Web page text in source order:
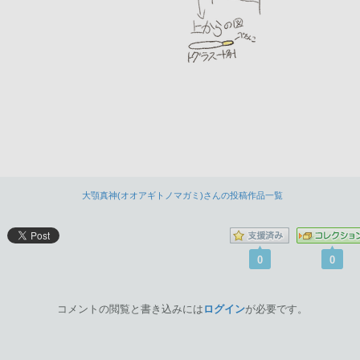
大顎真神(オオアギトノマガミ)さんの投稿作品一覧
0 0
コメントの閲覧と書き込みには ログインが必要です。